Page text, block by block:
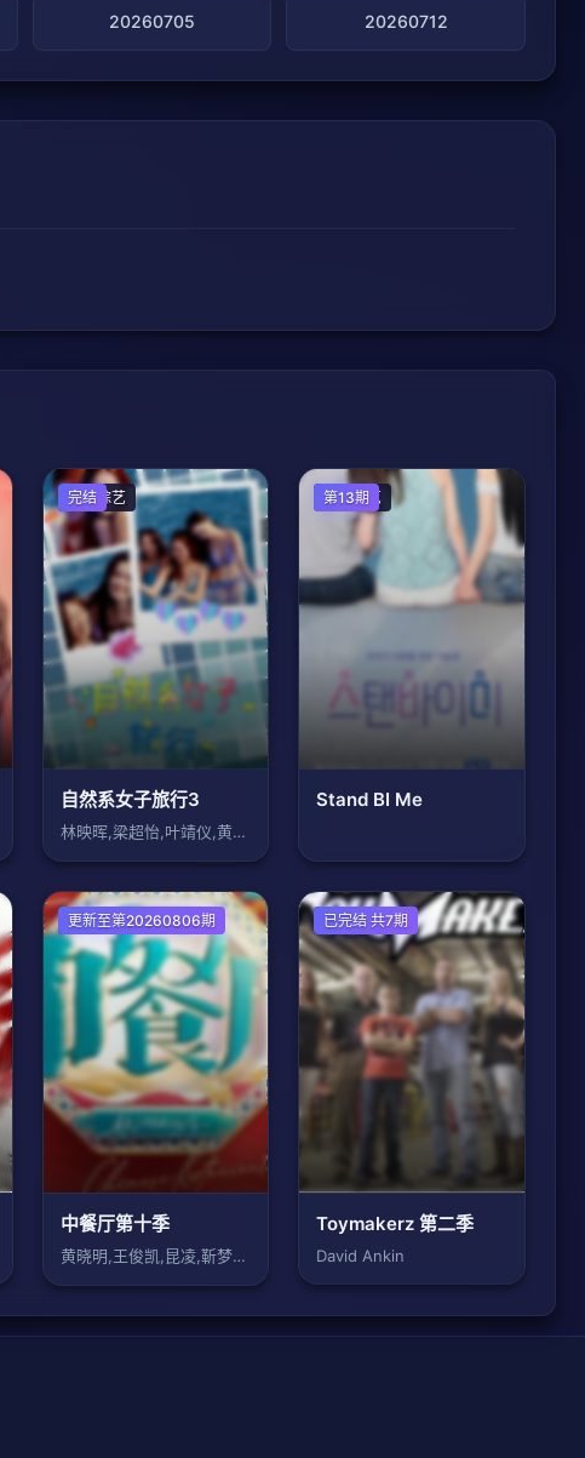
20260705 20260712
港台综艺
完结
自然系女子旅行3
林映晖,梁超怡,叶靖仪,黄滢仴
日韩综艺
第13期
Stand BI Me
大陆综艺
更新至第20260806期
中餐厅第十季
黄晓明,王俊凯,昆凌,靳梦佳,张雅琪,林
欧美综艺
已完结 共7期
Toymakerz 第二季
David Ankin